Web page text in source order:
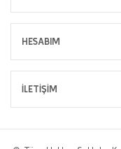
HESABIM
İLETİŞİM